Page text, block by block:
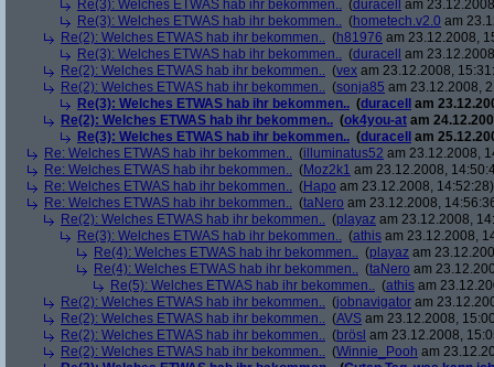
Re(3): Welches ETWAS hab ihr bekommen.. (duracell
am
Re(3): Welches ETWAS hab ihr bekommen.. (hometech.v2.0 am
Re(2): Welches ETWAS hab ihr bekommen.. (h81976 am 23.12.2008,
Re(3): Welches ETWAS hab ihr bekommen.. (duracell
am
Re(2): Welches ETWAS hab ihr bekommen.. (vex am 23.12.2008,
Re(2): Welches ETWAS hab ihr bekommen.. (sonja85 am 23.12.2008,
Re(3): Welches ETWAS hab ihr bekommen.. (duracell
am
Re(2): Welches ETWAS hab ihr bekommen.. (ok4you-at am
Re(3): Welches ETWAS hab ihr bekommen.. (duracell
am
Re: Welches ETWAS hab ihr bekommen.. (illuminatus52 am 23.12.2008,
Re: Welches ETWAS hab ihr bekommen.. (Moz2k1 am 23.12.2008,
Re: Welches ETWAS hab ihr bekommen.. (Hapo am 23.12.2008, 14:52:28)
Re: Welches ETWAS hab ihr bekommen.. (taNero am 23.12.2008,
Re(2): Welches ETWAS hab ihr bekommen.. (playaz am 23.12.2008,
Re(3): Welches ETWAS hab ihr bekommen.. (athis am 23.12.2008,
Re(4): Welches ETWAS hab ihr bekommen.. (playaz am
Re(4): Welches ETWAS hab ihr bekommen.. (taNero am
Re(5): Welches ETWAS hab ihr bekommen.. (athis am
Re(2): Welches ETWAS hab ihr bekommen.. (jobnavigator am
Re(2): Welches ETWAS hab ihr bekommen.. (AVS am 23.12.2008,
Re(2): Welches ETWAS hab ihr bekommen.. (brösl am 23.12.2008,
Re(2): Welches ETWAS hab ihr bekommen.. (Winnie_Pooh am